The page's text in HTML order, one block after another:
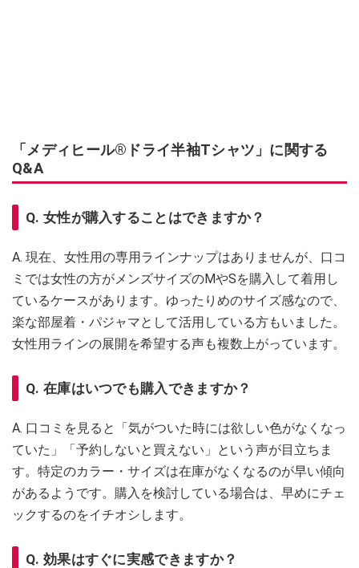
「メディヒール®ドライ半袖Tシャツ」に関する
Q&A
Q. 女性が購入することはできますか？
A. 現在、女性用の専用ラインナップはありませんが、口コ
ミでは女性の方がメンズサイズのMやSを購入して着用し
ているケースがあります。ゆったりめのサイズ感なので、
楽な部屋着・パジャマとして活用している方もいました。
女性用ラインの展開を希望する声も複数上がっています。
Q. 在庫はいつでも購入できますか？
A. 口コミを見ると「気がついた時には欲しい色がなくなっ
ていた」「予約しないと買えない」という声が目立ちま
す。特定のカラー・サイズは在庫がなくなるのが早い傾向
があるようです。購入を検討している場合は、早めにチェ
ックするのをイチオシします。
Q. 効果はすぐに実感できますか？